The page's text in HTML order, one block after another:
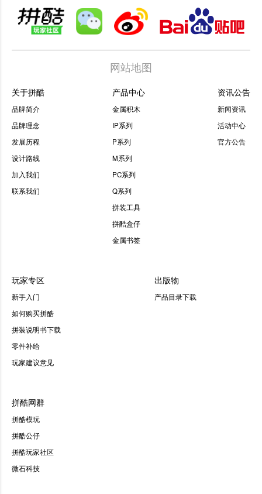
网站地图
关于拼酷
品牌简介
品牌理念
发展历程
设计路线
加入我们
联系我们
产品中心
金属积木
IP系列
P系列
M系列
PC系列
Q系列
拼装工具
拼酷盒仔
金属书签
资讯公告
新闻资讯
活动中心
官方公告
玩家专区
新手入门
如何购买拼酷
拼装说明书下载
零件补给
玩家建议意见
出版物
产品目录下载
拼酷网群
拼酷模玩
拼酷公仔
拼酷玩家社区
微石科技